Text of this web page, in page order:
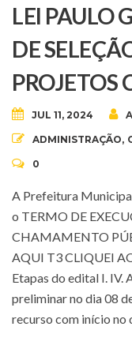
LEI PAULO
DE
PROJETOS
JUL 11, 2024
ADMINISTRAÇÃO,
0
A Prefeitura
o TERMO DE
CHAMAMENTO
AQUI T3 CLIQUEI
Etapas do edital I. IV.
preliminar no dia 08
recurso com início no